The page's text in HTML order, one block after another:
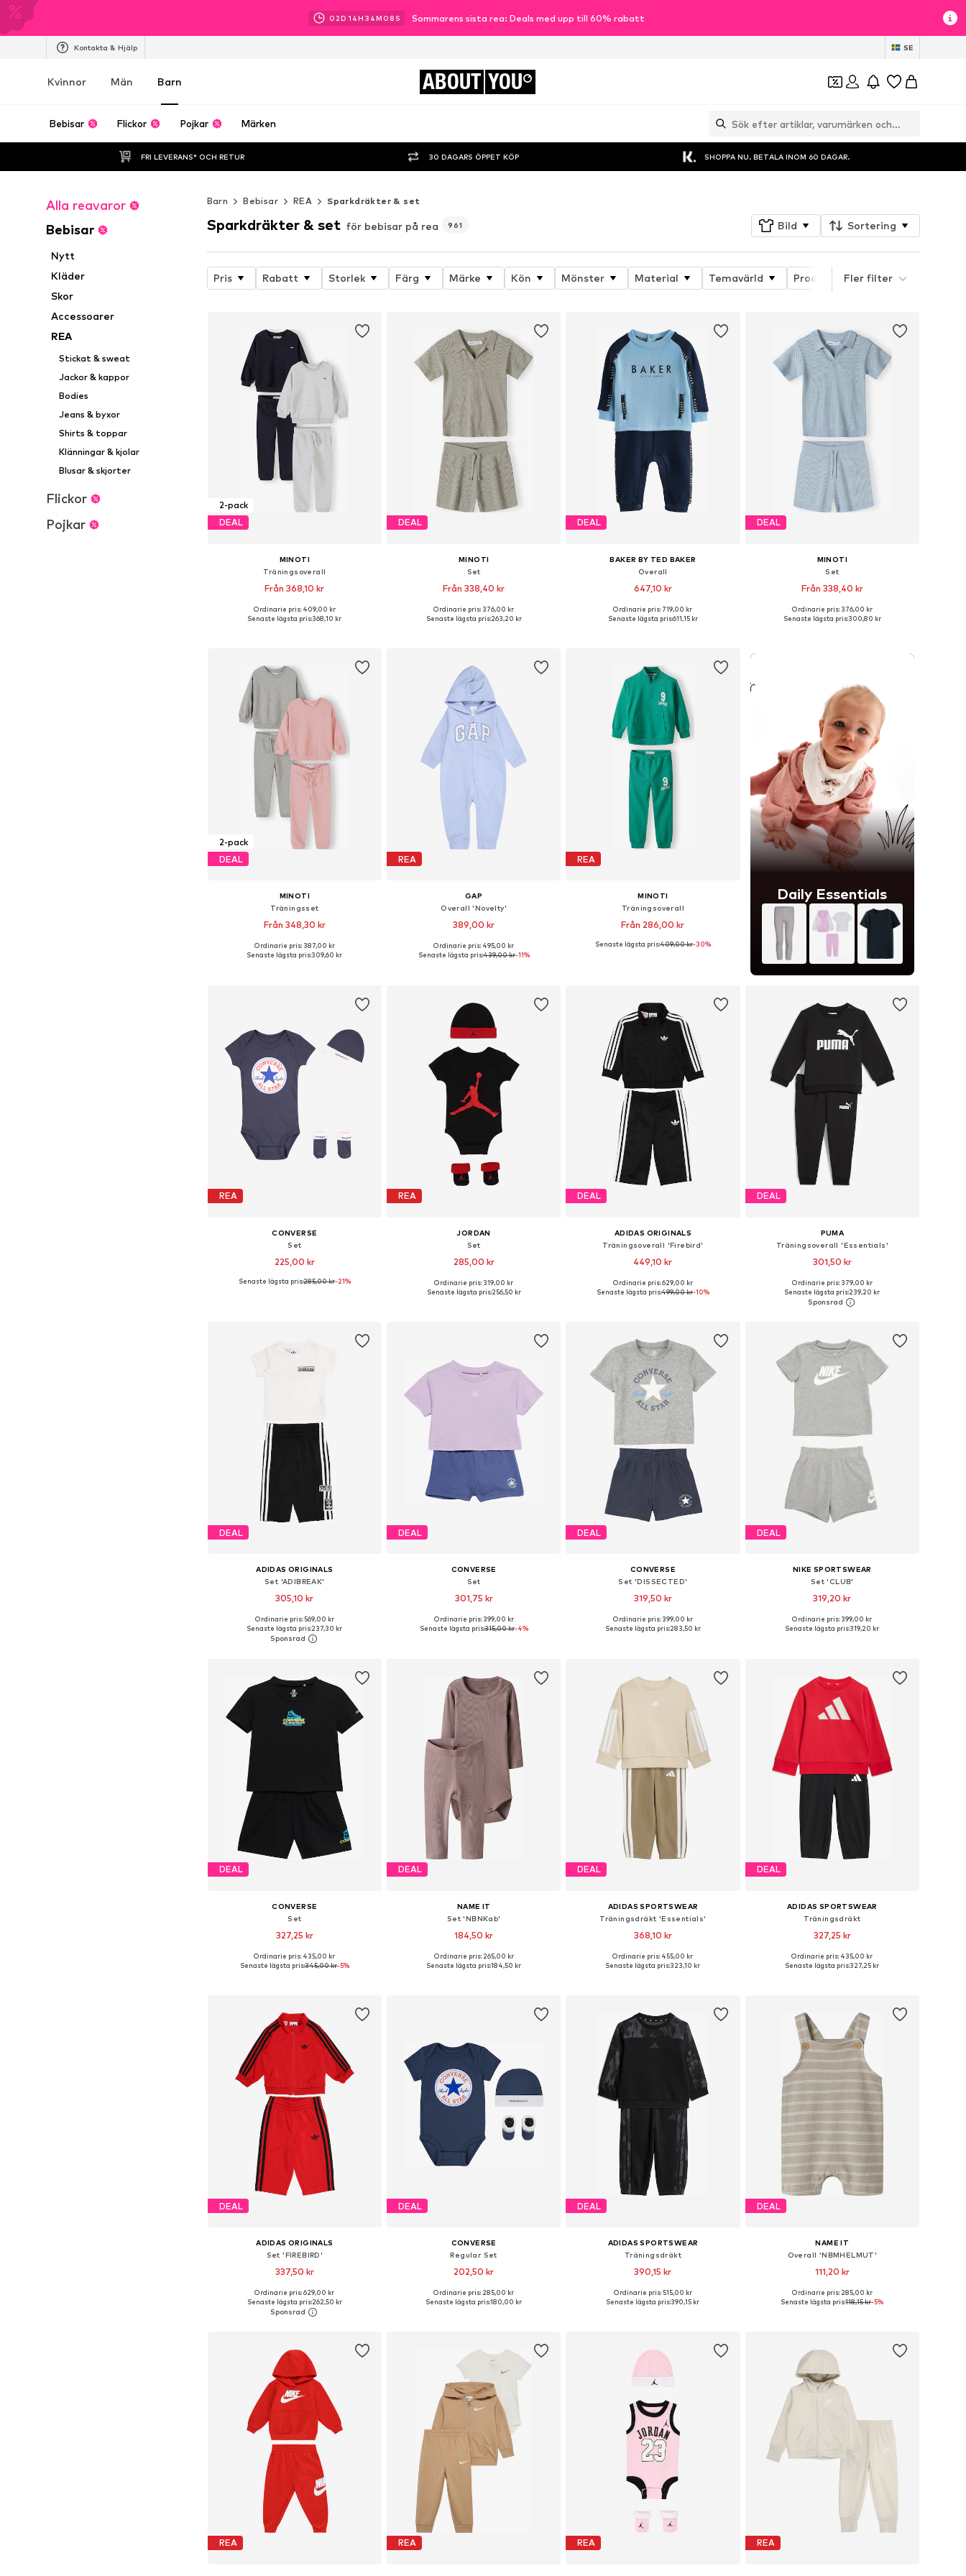
02D 14H 34M 06 S Sommarens sista rea: Deals med upp till 60% rabatt
Kontakta & Hjälp SE
Kvinnor Män Barn ABOUT YOU
Bebisar Flickor Pojkar Märken
FRI LEVERANS* OCH RETUR 30 DAGARS ÖPPET KÖP SHOPPA NU. BETALA INOM 60 DAGAR.
Alla reavaror
Bebisar
Nytt
Kläder
Skor
Accessoarer
REA
Stickat & sweat
Jackor & kappor
Bodies
Jeans & byxor
Shirts & toppar
Klänningar & kjolar
Blusar & skjorter
Flickor
Pojkar
Barn Bebisar REA Sparkdräkter & set
Sparkdräkter & set för bebisar på rea 961 Bild Sortering
Pris Rabatt Storlek Färg Märke Kön Mönster Material Temavärld Produktens egenskaper
Fler filter
2-pack
DEAL
MINOTI
Träningsoverall
Från 368,10 kr
Tillgänglig i många storlekar
Ordinarie pris: 409,00 kr
Senaste lägsta pris:368,10 kr
DEAL
MINOTI
Set
Från 338,40 kr
Tillgänglig i många storlekar
Ordinarie pris: 376,00 kr
Senaste lägsta pris:263,20 kr
DEAL
BAKER BY TED BAKER
Overall
647,10 kr
Tillgängliga storlekar: 62, 74, 80
Ordinarie pris: 719,00 kr
Senaste lägsta pris:611,15 kr
DEAL
MINOTI
Set
Från 338,40 kr
Tillgänglig i många storlekar
Ordinarie pris: 376,00 kr
Senaste lägsta pris:300,80 kr
2-pack
DEAL
MINOTI
Träningsset
Från 348,30 kr
Tillgänglig i många storlekar
Ordinarie pris: 387,00 kr
Senaste lägsta pris:309,60 kr
REA
GAP
Overall 'Novelty'
389,00 kr
Ordinarie pris: 495,00 kr
Senaste lägsta pris:439,00 kr-11%
REA
MINOTI
Träningsoverall
Från 286,00 kr
Senaste lägsta pris:409,00 kr-30%
Daily Essentials
REA
CONVERSE
Set
225,00 kr
+2
Tillgängliga storlekar: 68-80
Senaste lägsta pris:285,00 kr-21%
REA
JORDAN
Set
285,00 kr
Tillgängliga storlekar: 44-68, 68-80
Ordinarie pris: 319,00 kr
Senaste lägsta pris:256,50 kr
DEAL
ADIDAS ORIGINALS
Träningsoverall 'Firebird'
449,10 kr
+2
Tillgänglig i många storlekar
Ordinarie pris: 629,00 kr
Senaste lägsta pris:499,00 kr-10%
DEAL
PUMA
Träningsoverall 'Essentials'
301,50 kr
Tillgänglig i många storlekar
Lägg till i varukorgen
Ordinarie pris: 379,00 kr
Senaste lägsta pris:239,20 kr
DEAL
ADIDAS ORIGINALS
Set 'ADIBREAK'
305,10 kr
Tillgänglig i många storlekar
Lägg till i varukorgen
Ordinarie pris: 569,00 kr
Senaste lägsta pris:237,30 kr
DEAL
CONVERSE
Set
301,75 kr
Tillgängliga storlekar: 74-80, 80-86, 86-92
Ordinarie pris: 399,00 kr
Senaste lägsta pris:315,00 kr-4%
DEAL
CONVERSE
Set 'DISSECTED'
319,50 kr
Tillgängliga storlekar: 74-80, 80-86, 86-92
Ordinarie pris: 399,00 kr
Senaste lägsta pris:283,50 kr
DEAL
NIKE SPORTSWEAR
Set 'CLUB'
319,20 kr
Tillgängliga storlekar: 74-80, 86-92
Ordinarie pris: 399,00 kr
Senaste lägsta pris:319,20 kr
DEAL
CONVERSE
Set
327,25 kr
Tillgängliga storlekar: 74-80, 80-86, 86-92
Ordinarie pris: 435,00 kr
Senaste lägsta pris:345,00 kr-5%
DEAL
NAME IT
Set 'NBNKab'
184,50 kr
Tillgänglig i många storlekar
Ordinarie pris: 265,00 kr
Senaste lägsta pris:184,50 kr
DEAL
ADIDAS SPORTSWEAR
Träningsdräkt 'Essentials'
368,10 kr
+3
Tillgänglig i många storlekar
Ordinarie pris: 455,00 kr
Senaste lägsta pris:323,10 kr
DEAL
ADIDAS SPORTSWEAR
Träningsdräkt
327,25 kr
Tillgänglig i många storlekar
Ordinarie pris: 435,00 kr
Senaste lägsta pris:327,25 kr
DEAL
ADIDAS ORIGINALS
Set 'FIREBIRD'
337,50 kr
Tillgänglig i många storlekar
Lägg till i varukorgen
Ordinarie pris: 629,00 kr
Senaste lägsta pris:262,50 kr
DEAL
CONVERSE
Regular Set
202,50 kr
Tillgängliga storlekar: 56-68
Ordinarie pris: 285,00 kr
Senaste lägsta pris:180,00 kr
DEAL
ADIDAS SPORTSWEAR
Träningsdräkt
390,15 kr
Tillgänglig i många storlekar
Ordinarie pris: 515,00 kr
Senaste lägsta pris:390,15 kr
DEAL
NAME IT
Overall 'NBMHELMUT'
111,20 kr
Tillgängliga storlekar: 68, 74, 80, 86
Ordinarie pris: 285,00 kr
Senaste lägsta pris:118,15 kr-5%
REA REA REA REA